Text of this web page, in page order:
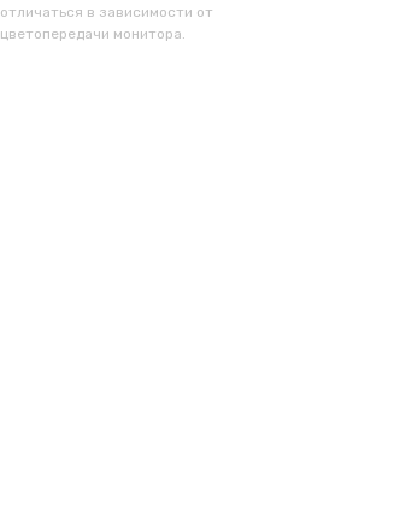
отличаться в зависимости от
цветопередачи монитора.